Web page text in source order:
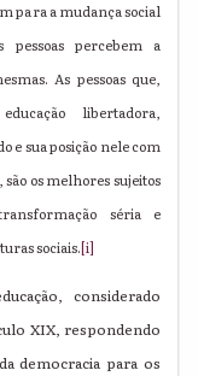
para a mudança social
pessoas percebem a
As pessoas que,
libertadora,
e sua posição nele com
os melhores sujeitos
séria e
sociais.[i]
considerado
XIX, respondendo
democracia para os